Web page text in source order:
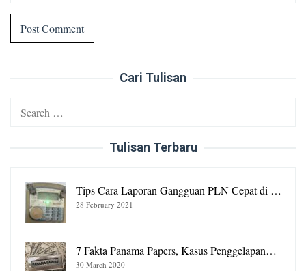
Cari Tulisan
Search
Tulisan Terbaru
Tips Cara Laporan Gangguan PLN Cepat di …
28 February 2021
7 Fakta Panama Papers, Kasus Penggelapan…
30 March 2020